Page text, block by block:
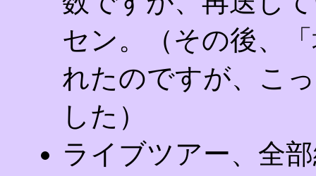
セン。（その後、
れたのですが、こ
した）
ライブツアー、全